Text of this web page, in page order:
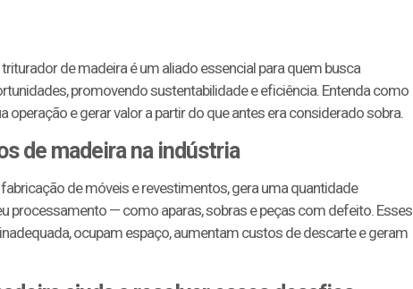
de madeira é um aliado essencial para quem busca
promovendo sustentabilidade e eficiência. Entenda como
e gerar valor a partir do que antes era considerado sobra.
de madeira na indústria
de móveis e revestimentos, gera uma quantidade
processamento — como aparas, sobras e peças com defeito. Esses
ocupam espaço, aumentam custos de descarte e geram